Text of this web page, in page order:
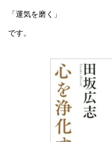
「運気を磨く」
です。